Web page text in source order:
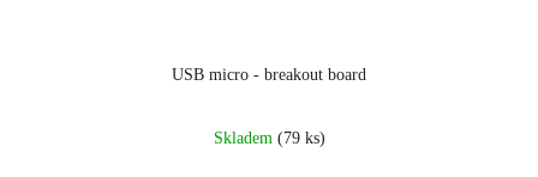
USB micro - breakout board
Skladem (79 ks)